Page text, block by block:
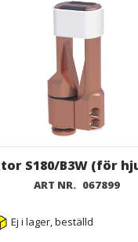
S180/B3W (för
ART NR. 067899
Ej i lager, beställd